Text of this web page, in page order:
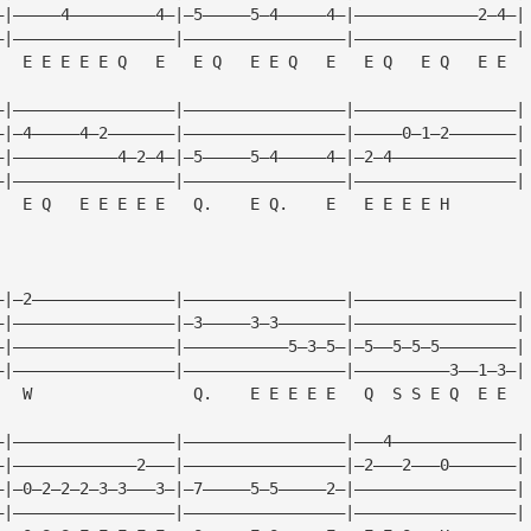
E E E E E Q   E   E Q   E E Q   E   E Q   E Q   E E
E Q   E E E E E   Q.    E Q.    E   E E E E H
W                 Q.    E E E E E   Q  S S E Q  E E